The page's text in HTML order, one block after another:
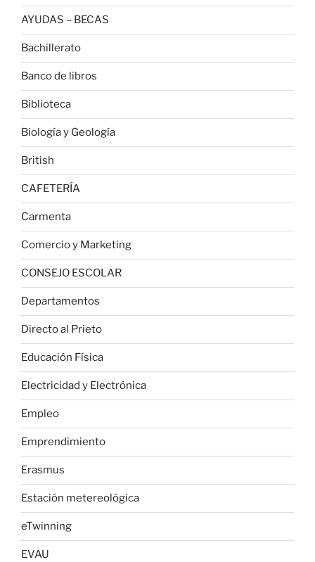
AYUDAS – BECAS
Bachillerato
Banco de libros
Biblioteca
Biología y Geología
British
CAFETERÍA
Carmenta
Comercio y Marketing
CONSEJO ESCOLAR
Departamentos
Directo al Prieto
Educación Física
Electricidad y Electrónica
Empleo
Emprendimiento
Erasmus
Estación metereológica
eTwinning
EVAU